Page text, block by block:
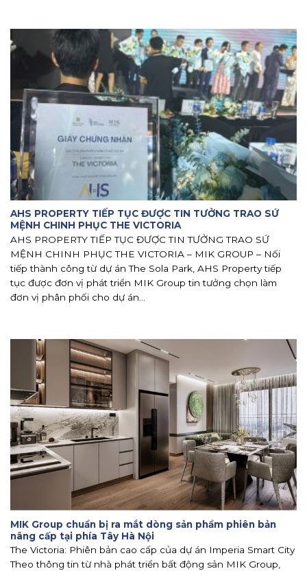
AHS PROPERTY TIẾP TỤC ĐƯỢC TIN TƯỞNG TRAO SỨ
MỆNH CHINH PHỤC THE VICTORIA
AHS PROPERTY TIẾP TỤC ĐƯỢC TIN TƯỞNG TRAO SỨ
MỆNH CHINH PHỤC THE VICTORIA – MIK GROUP – Nối
tiếp thành công từ dự án The Sola Park, AHS Property tiếp
tục được đơn vị phát triển MIK Group tin tưởng chọn làm
đơn vị phân phối cho dự án...
MIK Group chuẩn bị ra mắt dòng sản phẩm phiên bản
nâng cấp tại phía Tây Hà Nội
The Victoria: Phiên bản cao cấp của dự án Imperia Smart City
Theo thông tin từ nhà phát triển bất động sản MIK Group,